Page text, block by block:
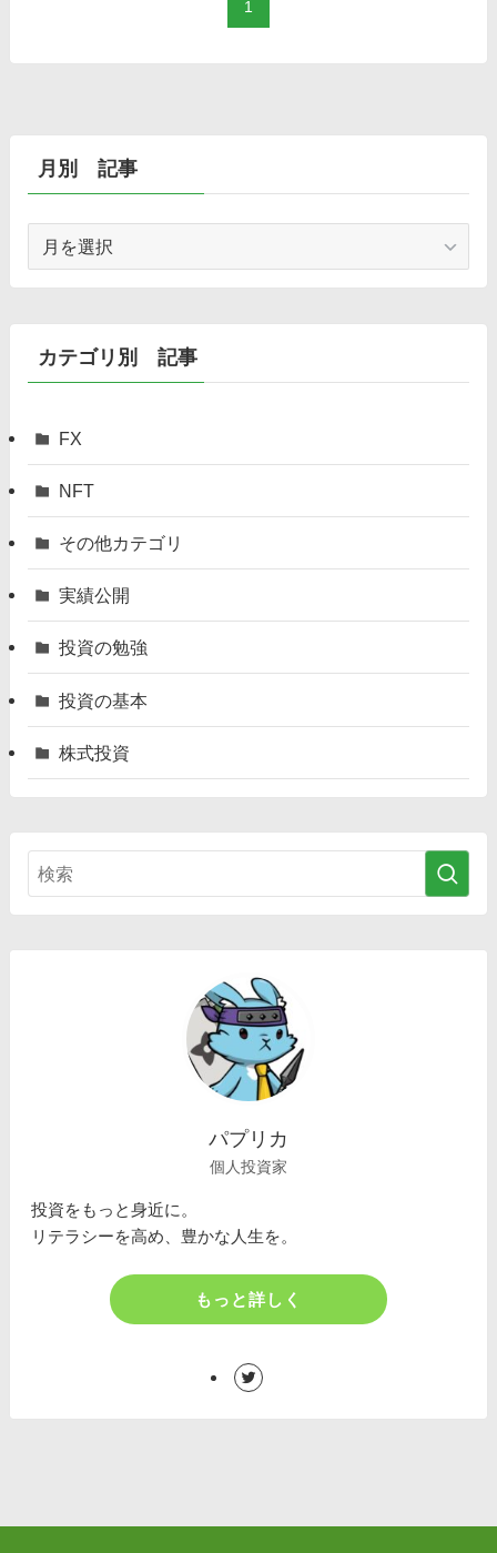
1
月別 記事
記
カテゴリ別 記事
FX
NFT
その他カテゴリ
実績公開
投資の勉強
投資の基本
株式投資
パプリカ
個人投資家
投資をもっと身近に。
リテラシーを高め、豊かな人生を。
もっと詳しく